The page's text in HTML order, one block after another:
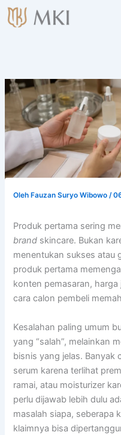
Lewati
ke
Oleh Fauzan Suryo Wibowo/
Produk pertama sering
brand skincare. Bukan
menentukan sukses atau
produk pertama
konten pemasaran,
cara calon pembeli
Kesalahan paling umum
yang “salah”, melainkan
bisnis yang jelas. Banyak
serum karena terlihat
ramai, atau moisturizer
perlu dijawab lebih dulu
masalah siapa, seberapa
klaimnya bisa